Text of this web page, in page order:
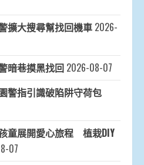
擴大搜尋幫找回機車 2026-
暗巷摸黑找回 2026-08-07
指引識破陷阱守荷包
童展開愛心旅程 植栽DIY
07